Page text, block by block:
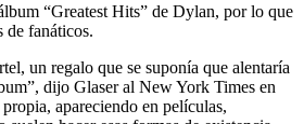
“Greatest Hits” de Dylan, por lo que
de fanáticos.
un regalo que se suponía que alentaría
dijo Glaser al New York Times en
apareciendo en películas,